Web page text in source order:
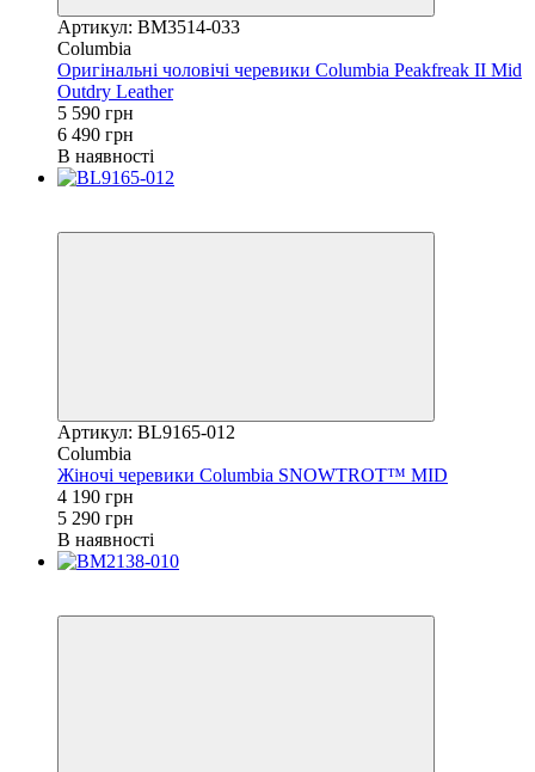
Артикул: BM3514-033
Columbia
Оригінальні чоловічі черевики Columbia Peakfreak II Mid
Outdry Leather
5 590 грн
6 490 грн
В наявності
Артикул: BL9165-012
Columbia
Жіночі черевики Columbia SNOWTROT™ MID
4 190 грн
5 290 грн
В наявності